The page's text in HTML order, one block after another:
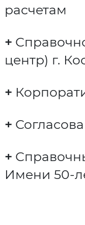
расчетам
+
центр) г.
+
+
+
Имени 50-